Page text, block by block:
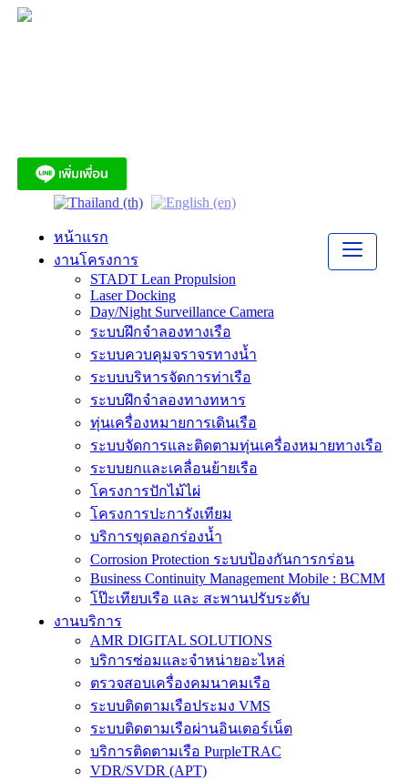
Skip
หน้าแรก
งานโครงการ
STADT Lean Propulsion
Laser Docking
Day/Night Surveillance Camera
ระบบฝึกจำลองทางเรือ
ระบบควบคุมจราจรทางน้ำ
ระบบบริหารจัดการท่าเรือ
ระบบฝึกจำลองทางทหาร
ทุ่นเครื่องหมายการเดินเรือ
ระบบจัดการและติดตามทุ่นเครื่องหมายทางเรือ
ระบบยกและเคลื่อนย้ายเรือ
โครงการปักไม้ไผ่
โครงการปะการังเทียม
บริการขุดลอกร่องน้ำ
Corrosion Protection ระบบป้องกันการกร่อน
Business Continuity Management Mobile : BCMM
โป๊ะเทียบเรือ และ สะพานปรับระดับ
งานบริการ
AMR DIGITAL SOLUTIONS
บริการซ่อมและจำหน่ายอะไหล่
ตรวจสอบเครื่องคมนาคมเรือ
ระบบติดตามเรือประมง VMS
ระบบติดตามเรือผ่านอินเตอร์เน็ต
บริการติดตามเรือ PurpleTRAC
VDR/SVDR (APT)